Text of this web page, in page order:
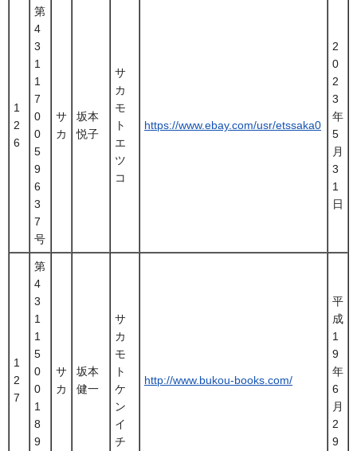
1
2
6
第
4
3
1
1
7
0
0
5
9
6
3
7
号
サ
カ
坂本
悦子
サ
カ
モ
ト
エ
ツ
コ
https://www.ebay.com/usr/etssaka0
2
0
2
3
年
5
月
3
1
日
1
2
7
第
4
3
1
1
5
0
0
1
8
9
サ
カ
坂本
健一
サ
カ
モ
ト
ケ
ン
イ
チ
http://www.bukou-books.com/
平
成
1
9
年
6
月
2
9